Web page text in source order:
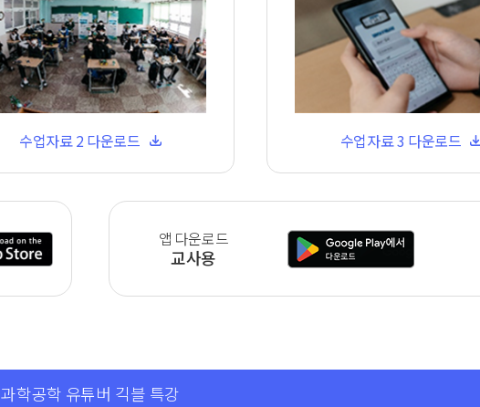
수업자료 2 다운로드 수업자료 3 다운로드
앱 다운로드
교사용
과학공학 유튜버 긱블 특강